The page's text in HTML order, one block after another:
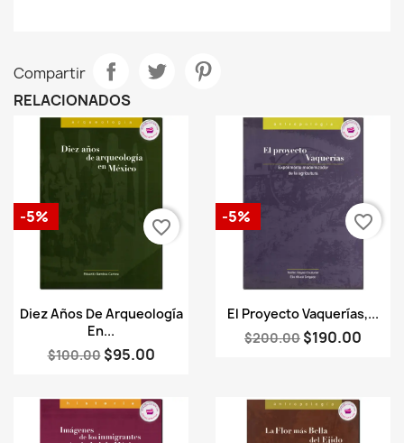
Compartir
RELACIONADOS
Vista rápida
Diez Años De Arqueología
En...
$100.00 $95.00
-5%
favorite_border
Vista rápida
El Proyecto Vaquerías,...
$200.00 $190.00
-5% favorite_border